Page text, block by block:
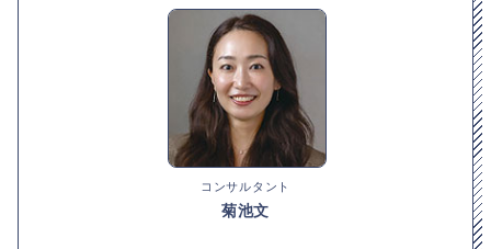
コンサルタント
菊池文